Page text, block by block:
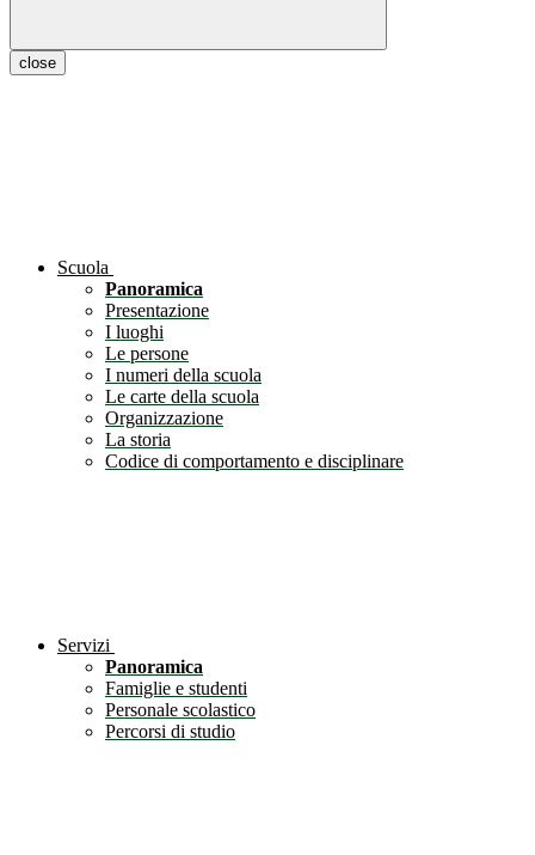
close
Scuola
Panoramica
Presentazione
I luoghi
Le persone
I numeri della scuola
Le carte della scuola
Organizzazione
La storia
Codice di comportamento e disciplinare
Servizi
Panoramica
Famiglie e studenti
Personale scolastico
Percorsi di studio